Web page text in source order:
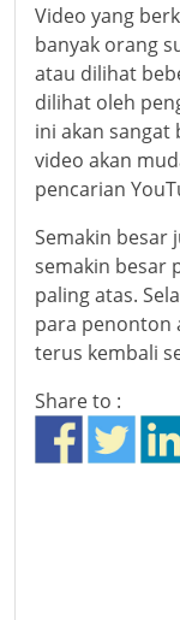
Video yang
banyak orang
atau dilihat
dilihat oleh
ini akan sangat
video akan
pencarian
Semakin besar
semakin besar
paling atas.
para penonton
terus kembali
Share to :